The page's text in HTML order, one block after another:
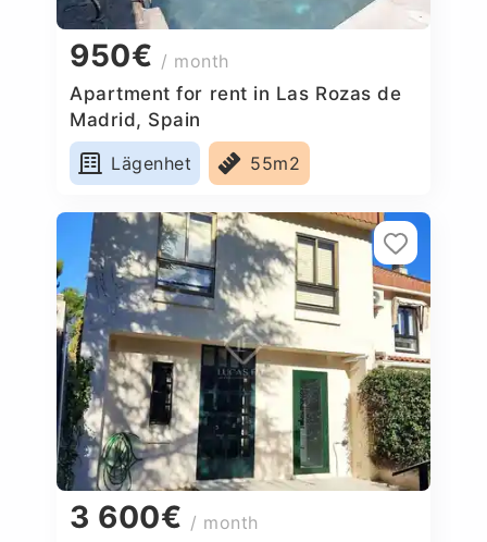
950€ / month
Apartment for rent in Las Rozas de
Madrid, Spain
Lägenhet
55m2
3 600€ / month